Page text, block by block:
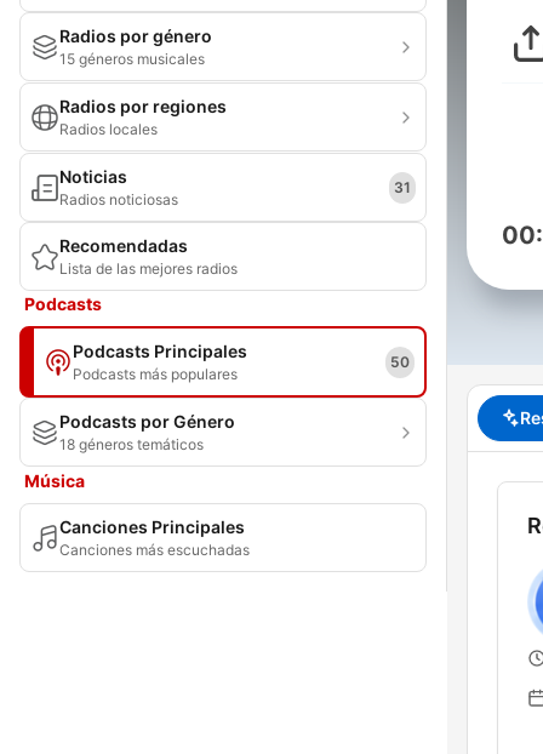
Radios por género
15 géneros musicales
Radios por regiones
Radios locales
Noticias
Radios noticiosas
31
Recomendadas
Lista de las mejores radios
Podcasts
Podcasts Principales
Podcasts más populares
50
Podcasts por Género
18 géneros temáticos
Música
Canciones Principales
Canciones más escuchadas